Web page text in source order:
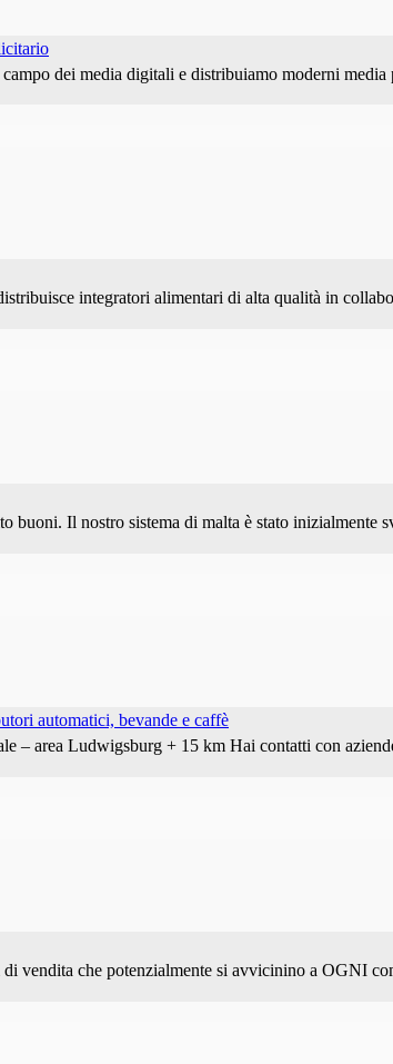
dei media digitali e distribuiamo moderni
integratori alimentari di alta qualità in
buoni. Il nostro sistema di malta è stato inizialmente
automatici, bevande e caffè
– area Ludwigsburg + 15 km Hai contatti con
vendita che potenzialmente si avvicinino a OGNI